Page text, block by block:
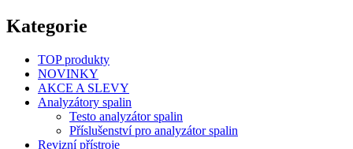
Kategorie
TOP produkty
NOVINKY
AKCE A SLEVY
Analyzátory spalin
Testo analyzátor spalin
Příslušenství pro analyzátor spalin
Revizní přístroje